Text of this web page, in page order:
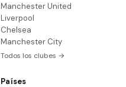
Manchester United
Liverpool
Chelsea
Manchester City
Todos los clubes →
Países